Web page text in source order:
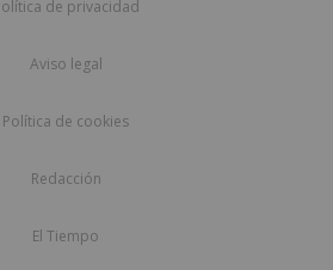
de privacidad
Aviso legal
Política de cookies
Redacción
El Tiempo